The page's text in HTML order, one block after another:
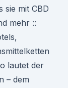
sie mit CBD
mehr ::
lautet der
– dem